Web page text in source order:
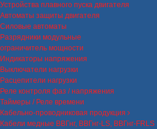
Устройства плавного пуска двигателя
Автоматы защиты двигателя
Силовые автоматы
Разрядники модульные
ограничитель мощности
Индикаторы напряжения
Выключатели нагрузки
Расцепители нагрузки
Реле контроля фаз / напряжения
Таймеры / Реле времени
Кабельно-проводниковая продукция
Кабели медные ВВГнг, ВВГнг-LS, ВВГнг-FRLS